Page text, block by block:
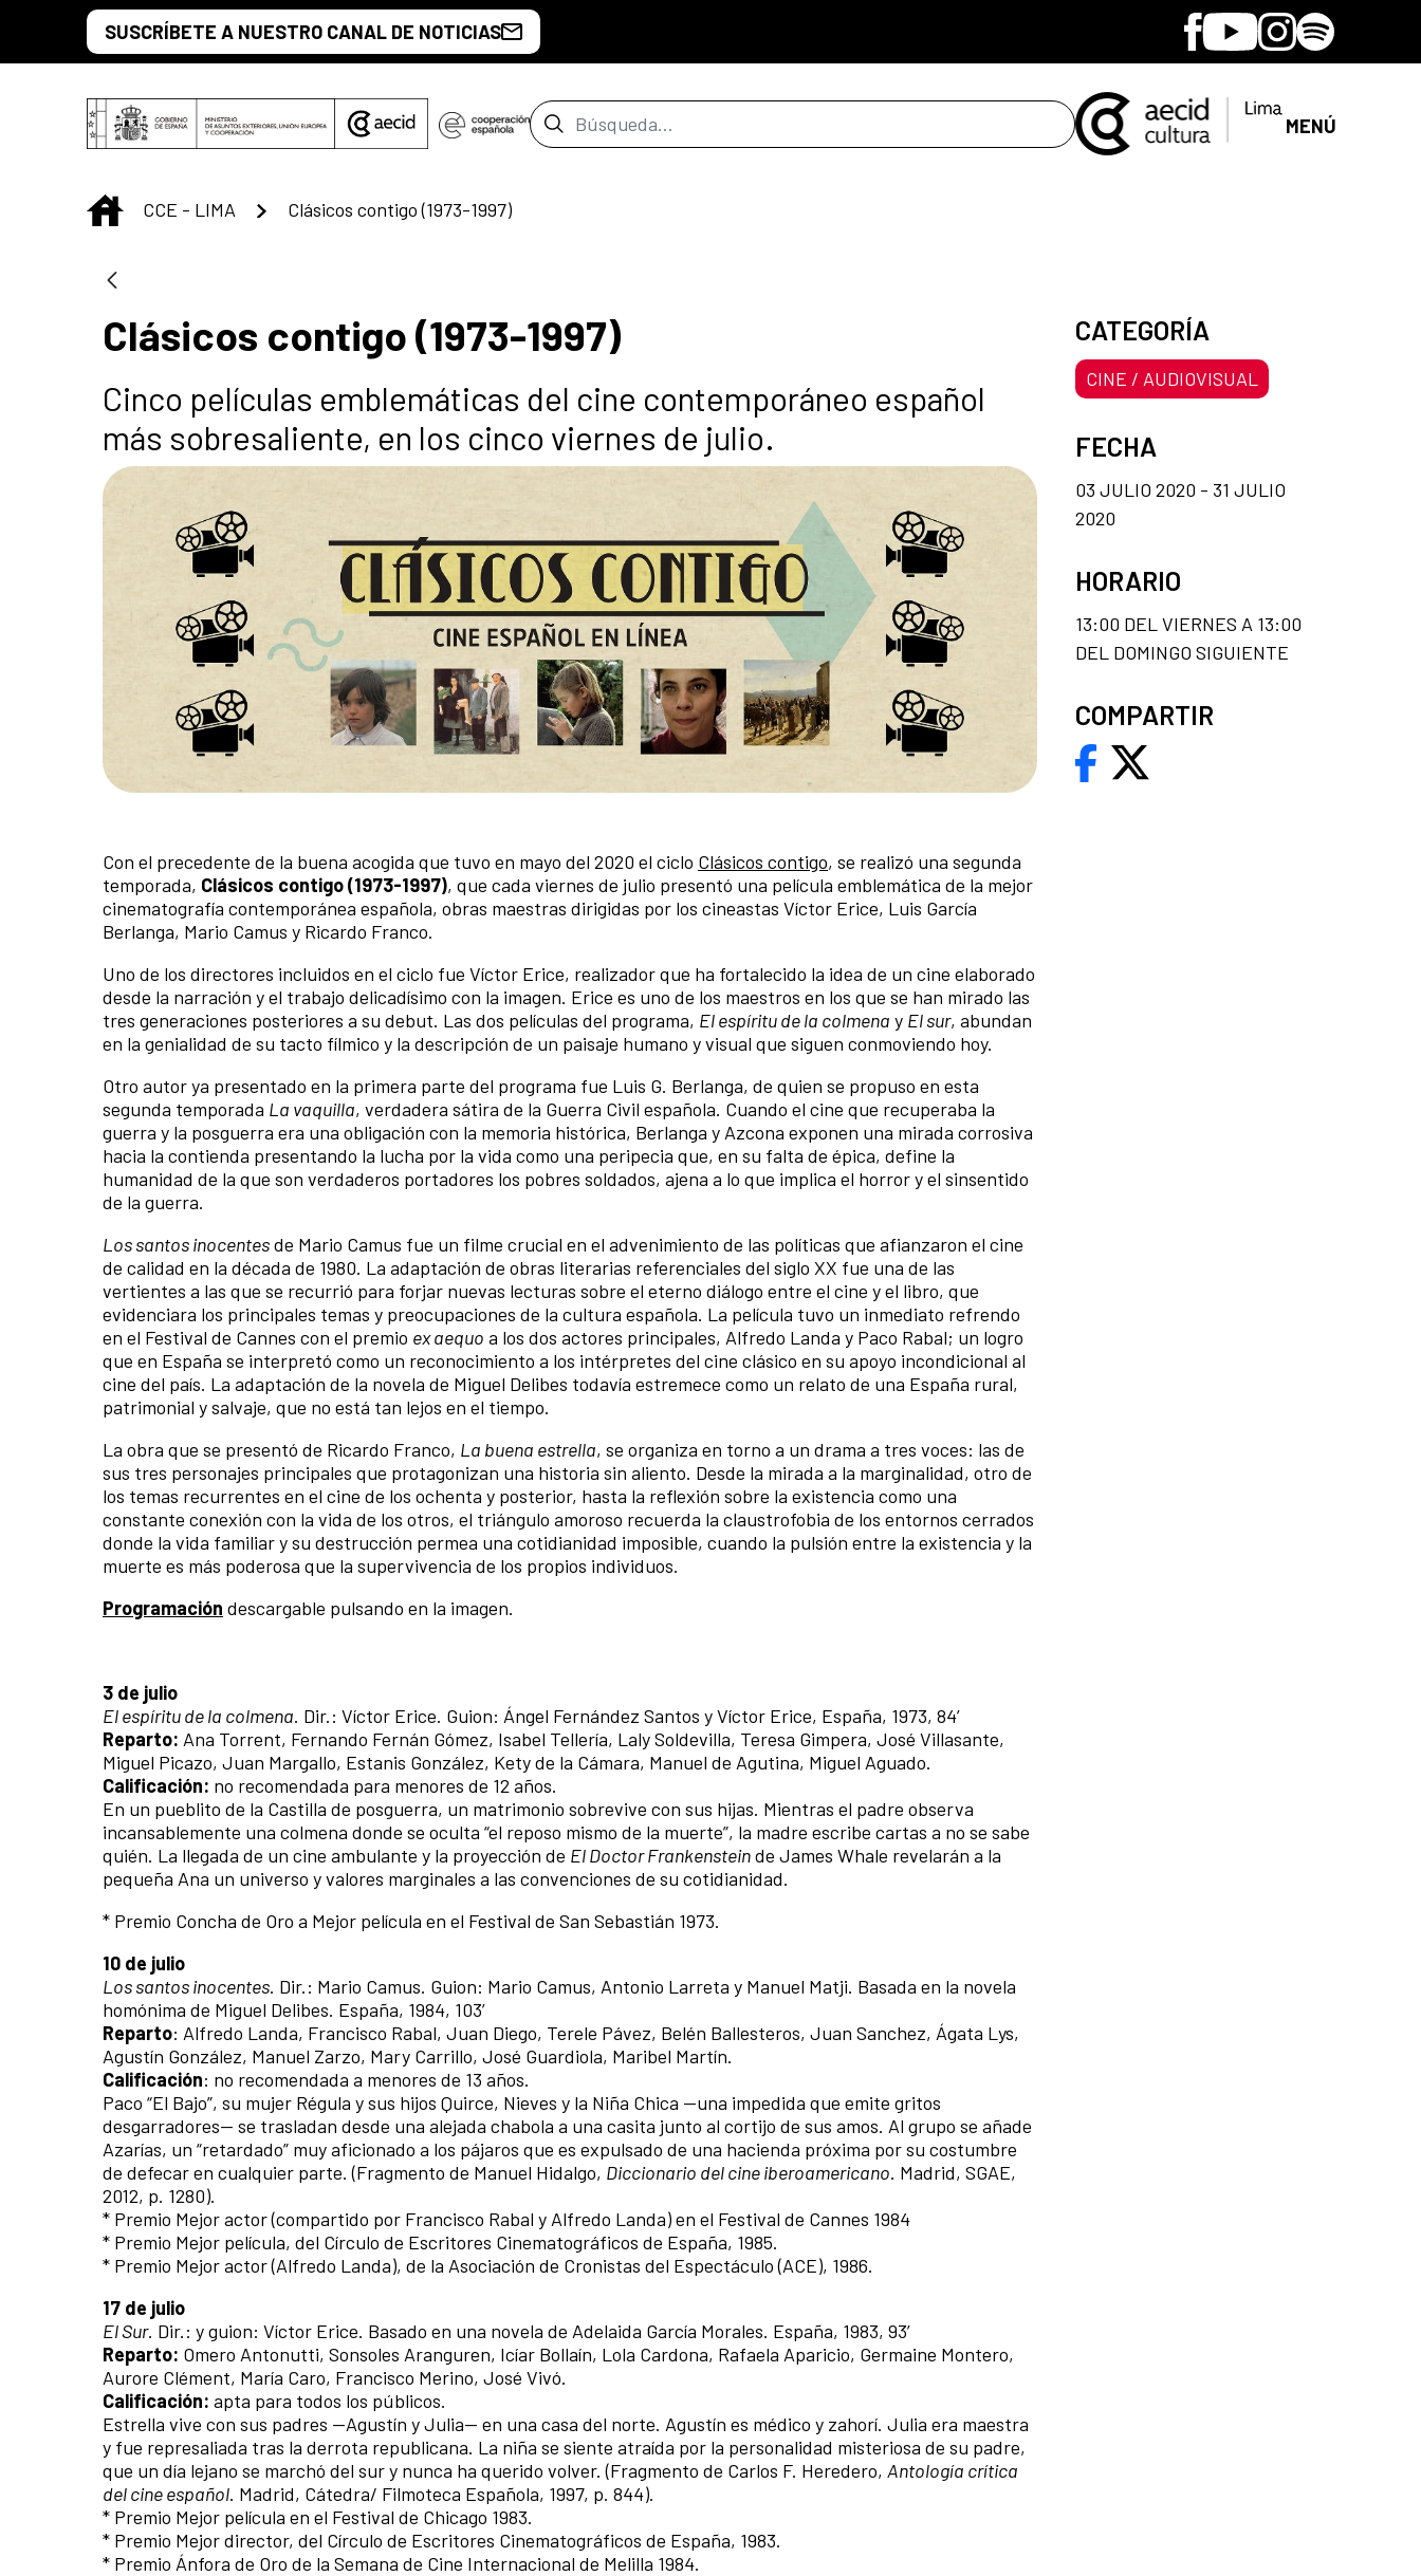
Saltar al contenido principal
SUSCRÍBETE A NUESTRO CANAL DE NOTICIAS Facebook
YoutubeInstagram
Spotify
Barra de búsqueda MENÚ
INICIO
CCE - LIMA Clásicos contigo (1973-1997)
Clásicos contigo (1973-1997)
Cinco películas emblemáticas del cine contemporáneo español
más sobresaliente, en los cinco viernes de julio.
Con el precedente de la buena acogida que tuvo en mayo del 2020 el ciclo Clásicos contigo, se realizó una segunda
temporada, Clásicos contigo (1973-1997), que cada viernes de julio presentó una película emblemática de la mejor
cinematografía contemporánea española, obras maestras dirigidas por los cineastas Víctor Erice, Luis García
Berlanga, Mario Camus y Ricardo Franco.
Uno de los directores incluidos en el ciclo fue Víctor Erice, realizador que ha fortalecido la idea de un cine elaborado
desde la narración y el trabajo delicadísimo con la imagen. Erice es uno de los maestros en los que se han mirado las
tres generaciones posteriores a su debut. Las dos películas del programa, El espíritu de la colmena y El sur, abundan
en la genialidad de su tacto fílmico y la descripción de un paisaje humano y visual que siguen conmoviendo hoy.
Otro autor ya presentado en la primera parte del programa fue Luis G. Berlanga, de quien se propuso en esta
segunda temporada La vaquilla, verdadera sátira de la Guerra Civil española. Cuando el cine que recuperaba la
guerra y la posguerra era una obligación con la memoria histórica, Berlanga y Azcona exponen una mirada corrosiva
hacia la contienda presentando la lucha por la vida como una peripecia que, en su falta de épica, define la
humanidad de la que son verdaderos portadores los pobres soldados, ajena a lo que implica el horror y el sinsentido
de la guerra.
Los santos inocentesde Mario Camus fue un filme crucial en el advenimiento de las políticas que afianzaron el cine
de calidad en la década de 1980. La adaptación de obras literarias referenciales del siglo XX fue una de las
vertientes a las que se recurrió para forjar nuevas lecturas sobre el eterno diálogo entre el cine y el libro, que
evidenciara los principales temas y preocupaciones de la cultura española. La película tuvo un inmediato refrendo
en el Festival de Cannes con el premio ex aequo a los dos actores principales, Alfredo Landa y Paco Rabal; un logro
que en España se interpretó como un reconocimiento a los intérpretes del cine clásico en su apoyo incondicional al
cine del país. La adaptación de la novela de Miguel Delibes todavía estremece como un relato de una España rural,
patrimonial y salvaje, que no está tan lejos en el tiempo.
La obra que se presentó de Ricardo Franco, La buena estrella, se organiza en torno a un drama a tres voces: las de
sus tres personajes principales que protagonizan una historia sin aliento. Desde la mirada a la marginalidad, otro de
los temas recurrentes en el cine de los ochenta y posterior, hasta la reflexión sobre la existencia como una
constante conexión con la vida de los otros, el triángulo amoroso recuerda la claustrofobia de los entornos cerrados
donde la vida familiar y su destrucción permea una cotidianidad imposible, cuando la pulsión entre la existencia y la
muerte es más poderosa que la supervivencia de los propios individuos.
Programación descargable pulsando en la imagen.
3 de julio
El espíritu de la colmena. Dir.: Víctor Erice. Guion: Ángel Fernández Santos y Víctor Erice, España, 1973, 84’
Reparto: Ana Torrent, Fernando Fernán Gómez, Isabel Tellería, Laly Soldevilla, Teresa Gimpera, José Villasante,
Miguel Picazo, Juan Margallo, Estanis González, Kety de la Cámara, Manuel de Agutina, Miguel Aguado.
Calificación: no recomendada para menores de 12 años.
En un pueblito de la Castilla de posguerra, un matrimonio sobrevive con sus hijas. Mientras el padre observa
incansablemente una colmena donde se oculta “el reposo mismo de la muerte”, la madre escribe cartas a no se sabe
quién. La llegada de un cine ambulante y la proyección de El Doctor Frankensteinde James Whale revelarán a la
pequeña Ana un universo y valores marginales a las convenciones de su cotidianidad.
* Premio Concha de Oro a Mejor película en el Festival de San Sebastián 1973.
10 de julio
Los santos inocentes. Dir.: Mario Camus. Guion: Mario Camus, Antonio Larreta y Manuel Matji. Basada en la novela
homónima de Miguel Delibes. España, 1984, 103’
Reparto: Alfredo Landa, Francisco Rabal, Juan Diego, Terele Pávez, Belén Ballesteros, Juan Sanchez, Ágata Lys,
Agustín González, Manuel Zarzo, Mary Carrillo, José Guardiola, Maribel Martín.
Calificación: no recomendada a menores de 13 años.
Paco “El Bajo”, su mujer Régula y sus hijos Quirce, Nieves y la Niña Chica —una impedida que emite gritos
desgarradores— se trasladan desde una alejada chabola a una casita junto al cortijo de sus amos. Al grupo se añade
Azarías, un “retardado” muy aficionado a los pájaros que es expulsado de una hacienda próxima por su costumbre
de defecar en cualquier parte. (Fragmento de Manuel Hidalgo, Diccionario del cine iberoamericano. Madrid, SGAE,
2012, p. 1280).
* Premio Mejor actor (compartido por Francisco Rabal y Alfredo Landa) en el Festival de Cannes 1984
* Premio Mejor película, del Círculo de Escritores Cinematográficos de España, 1985.
* Premio Mejor actor (Alfredo Landa), de la Asociación de Cronistas del Espectáculo (ACE), 1986.
17 de julio
El Sur. Dir.: y guion: Víctor Erice. Basado en una novela de Adelaida García Morales. España, 1983, 93’
Reparto: Omero Antonutti, Sonsoles Aranguren, Icíar Bollaín, Lola Cardona, Rafaela Aparicio, Germaine Montero,
Aurore Clément, María Caro, Francisco Merino, José Vivó.
Calificación: apta para todos los públicos.
Estrella vive con sus padres —Agustín y Julia— en una casa del norte. Agustín es médico y zahorí. Julia era maestra
y fue represaliada tras la derrota republicana. La niña se siente atraída por la personalidad misteriosa de su padre,
que un día lejano se marchó del sur y nunca ha querido volver. (Fragmento de Carlos F. Heredero, Antología crítica
del cine español. Madrid, Cátedra/ Filmoteca Española, 1997, p. 844).
* Premio Mejor película en el Festival de Chicago 1983.
* Premio Mejor director, del Círculo de Escritores Cinematográficos de España, 1983.
* Premio Ánfora de Oro de la Semana de Cine Internacional de Melilla 1984.
CATEGORÍA
CINE / AUDIOVISUAL
FECHA
03 JULIO 2020 - 31 JULIO
2020
HORARIO
13:00 DEL VIERNES A 13:00
DEL DOMINGO SIGUIENTE
COMPARTIR